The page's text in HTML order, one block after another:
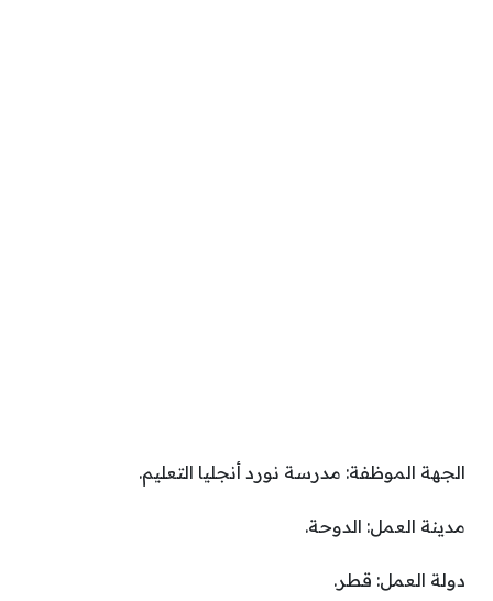
الجهة الموظفة: مدرسة نورد أنجليا التعليم.
مدينة العمل: الدوحة.
دولة العمل: قطر.